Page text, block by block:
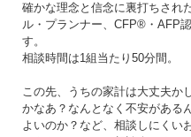
確かな理念と信念に裏打ちされ
ル・プランナー、CFP®・AFP
す。
相談時間は1組当たり50分間。
この先、うちの家計は大丈夫か
かなあ？なんとなく不安がある
よいのか？など、相談しにくい